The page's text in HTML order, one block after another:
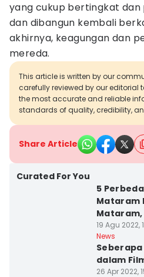
yang cukup bertingkat dan
dan dibangun kembali
akhirnya, keagungan dan
mereda.
This article is written by our
carefully reviewed by our editorial
the most accurate and reliable
standards of quality, credibility,
Share Article
Curated For You
5
Mataram
Mataram,
19 Agu 2022,
News
dalam
26 Apr 2022,